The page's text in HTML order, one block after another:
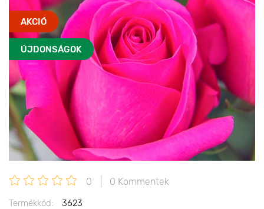
AKCIÓ
ÚJDONSÁGOK
0 0 Kommentek
Termékkód:
3623